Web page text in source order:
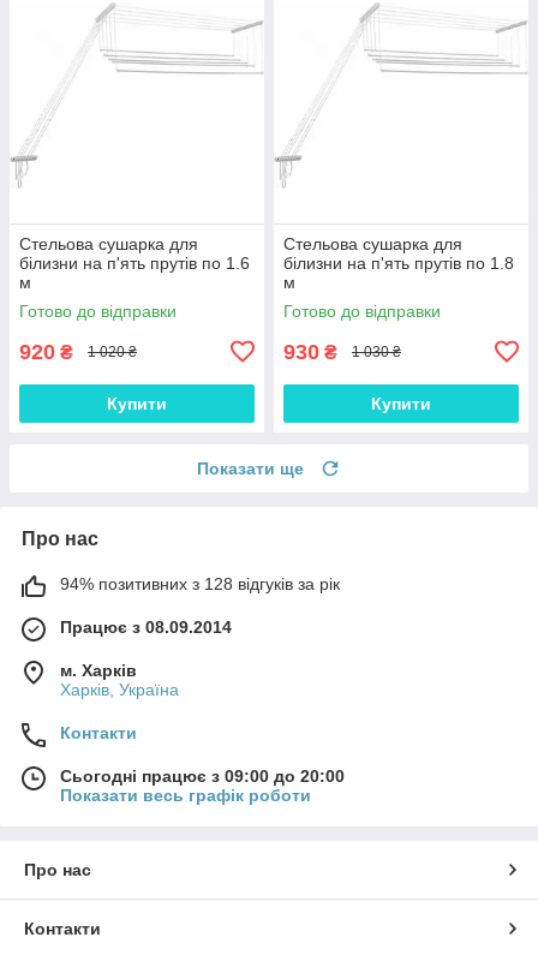
Стельова сушарка для
білизни на п'ять прутів по 1.6
м
Готово до відправки
920 ₴ 1 020 ₴
Купити
Стельова сушарка для
білизни на п'ять прутів по 1.8
м
Готово до відправки
930 ₴ 1 030 ₴
Купити
Показати ще
Про нас
94% позитивних з 128 відгуків за рік
Працює з 08.09.2014
м. Харків
Харків, Україна
Контакти
Сьогодні працює з 09:00 до 20:00
Показати весь графік роботи
Про нас
Контакти